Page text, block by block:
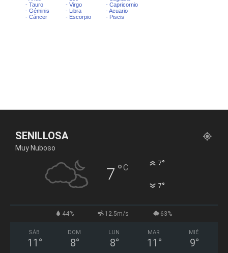
SENILLOSA
Muy Nuboso
7 °C 7°
7°
44% 12.5m/s 63%
SÁB
11 °
DOM
8°
LUN
8°
MAR
11 °
MIÉ
9°